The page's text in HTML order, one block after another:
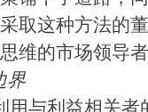
取这种方法的
维的市场领导
界
用与利益相关